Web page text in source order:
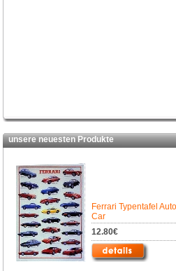
unsere neuesten Produkte
Ferrari Typentafel
Car
12.80€